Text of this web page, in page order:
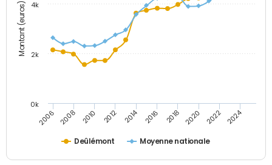
Montant (euros)
Deûlémont Moyenne nationale
2006 2008 2010 2012 2014 2016 2018 2020 2022 2024
0k
2k
4k